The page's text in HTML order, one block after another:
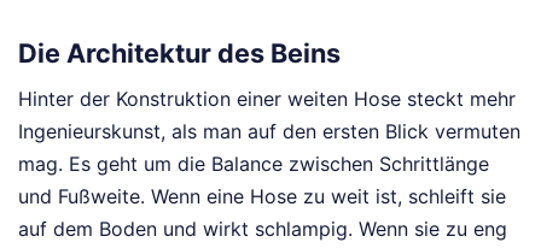
Die Architektur des Beins
Hinter der Konstruktion einer weiten Hose steckt mehr
Ingenieurskunst, als man auf den ersten Blick vermuten
mag. Es geht um die Balance zwischen Schrittlänge
und Fußweite. Wenn eine Hose zu weit ist, schleift sie
auf dem Boden und wirkt schlampig. Wenn sie zu eng